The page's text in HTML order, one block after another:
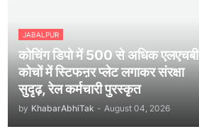
JABALPUR
कोचिंग डिपो में 500 से अधिक एलएचबी
कोचों में स्टिफऩर प्लेट लगाकर संरक्षा
सुदृढ़, रेल कर्मचारी पुरस्कृत
by KhabarAbhiTak - August 04, 2026